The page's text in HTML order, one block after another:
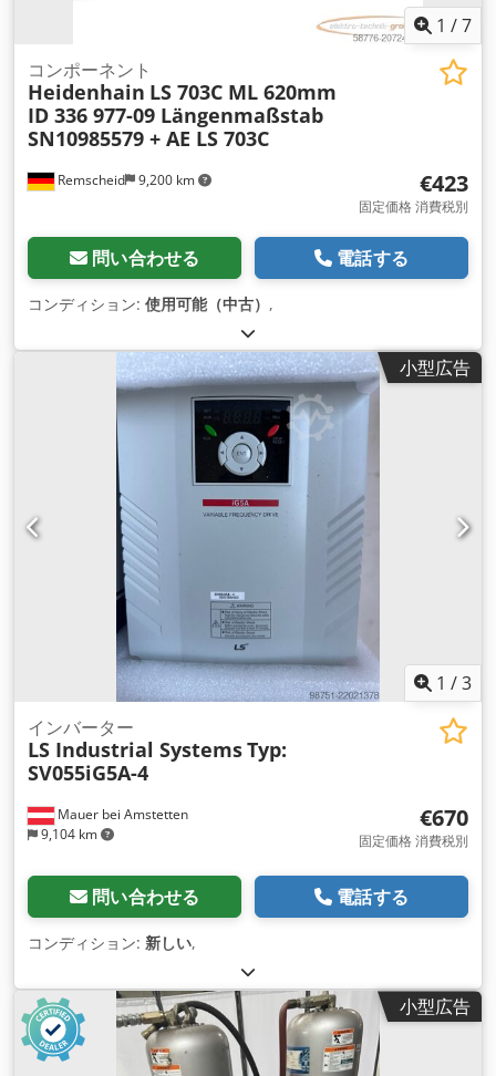
1 /7
Remscheid 9,200 km
コンポーネント
Heidenhain LS 703C ML 620mm
ID 336 977-09 Längenmaßstab
SN10985579 + AE LS 703C
€423
固定価格 消費税別
問い合わせる 電話する
コンディション: 使用可能（中古） ,
小型広告
1 /3
Mauer bei Amstetten
9,104 km
インバーター
LS Industrial SystemsTyp:
SV055iG5A-4
€670
固定価格 消費税別
問い合わせる 電話する
コンディション: 新しい,
小型広告